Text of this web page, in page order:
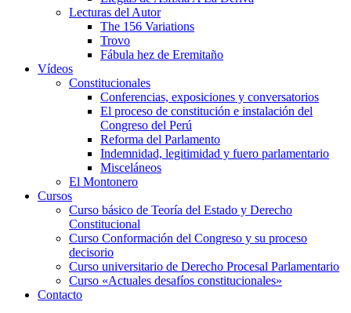
Lecturas del Autor
The 156 Variations
Trovo
Fábula hez de Eremitaño
Vídeos
Constitucionales
Conferencias, exposiciones y conversatorios
El proceso de constitución e instalación del
Congreso del Perú
Reforma del Parlamento
Indemnidad, legitimidad y fuero parlamentario
Misceláneos
El Montonero
Cursos
Curso básico de Teoría del Estado y Derecho
Constitucional
Curso Conformación del Congreso y su proceso
decisorio
Curso universitario de Derecho Procesal Parlamentario
Curso «Actuales desafíos constitucionales»
Contacto